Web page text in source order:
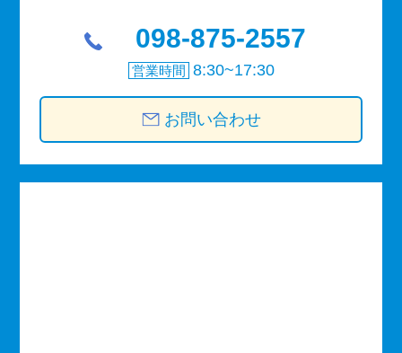
098-875-2557
営業時間 8:30~17:30
お問い合わせ